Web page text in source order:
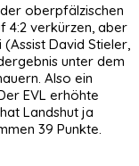
oberpfälzischen
4:2 verkürzen, aber
David Stieler,
unter dem
Also ein
EVL erhöhte
Landshut ja
39 Punkte.